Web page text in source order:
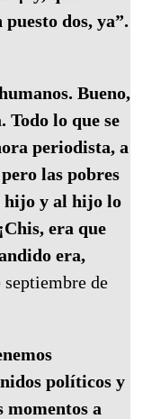
dos, ya”.
Bueno,
Todo lo que se
periodista, a
las pobres
hijo y al hijo lo
era que
era,
septiembre de
políticos y
momentos a